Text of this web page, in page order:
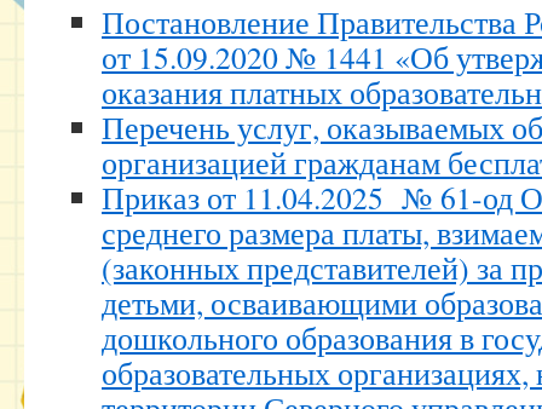
Постановление Правительства
от 15.09.2020 № 1441 «Об
оказания платных
Перечень услуг, оказываемых
организацией гражданам
Приказ от 11.04.2025 № 61-од
среднего размера платы,
(законных представителей) за
детьми, осваивающими
дошкольного образования в
образовательных